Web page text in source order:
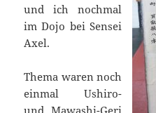
und ich nochmal
im Dojo bei Sensei
Axel.
Thema waren noch
einmal Ushiro-
und Mawashi-Geri